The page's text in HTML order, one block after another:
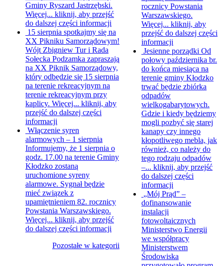
Gminy Ryszard Jastrzębski.
Więcej... kliknij, aby przejść
do dalszej części informacji
15 sierpnia spotkajmy się na
XX Pikniku Samorządowym!
Wójt Zbigniew Tur i Rada
Sołecka Podzamka zapraszają
na XX Piknik Samorządowy,
który odbędzie się 15 sierpnia
na terenie rekreacyjnym na
terenie rekreacyjnym przy
kaplicy. Więcej... kliknij, aby
przejść do dalszej części
informacji
Włączenie syren
alarmowych – 1 sierpnia
Informujemy, że 1 sierpnia o
godz. 17.00 na terenie Gminy
Kłodzko zostaną
uruchomione syreny
alarmowe. Sygnał będzie
mieć związek z
upamiętnieniem 82. rocznicy
Powstania Warszawskiego.
Więcej... kliknij, aby przejść
do dalszej części informacji
Pozostałe w kategorii
rocznicy Powstania
Warszawskiego.
Więcej... kliknij, aby
przejść do dalszej części
informacji
Jesienne porządki Od
połowy października br.
do końca miesiąca na
terenie gminy Kłodzko
trwać będzie zbiórka
odpadów
wielkogabarytowych.
Gdzie i kiedy będziemy
mogli pozbyć się starej
kanapy czy innego
kłopotliwego mebla, jak
również, co należy do
tego rodzaju odpadów
–... kliknij, aby przejść
do dalszej części
informacji
„Mój Prąd” –
dofinansowanie
instalacji
fotowoltaicznych
Ministerstwo Energii
we współpracy
Ministerstwem
Środowiska